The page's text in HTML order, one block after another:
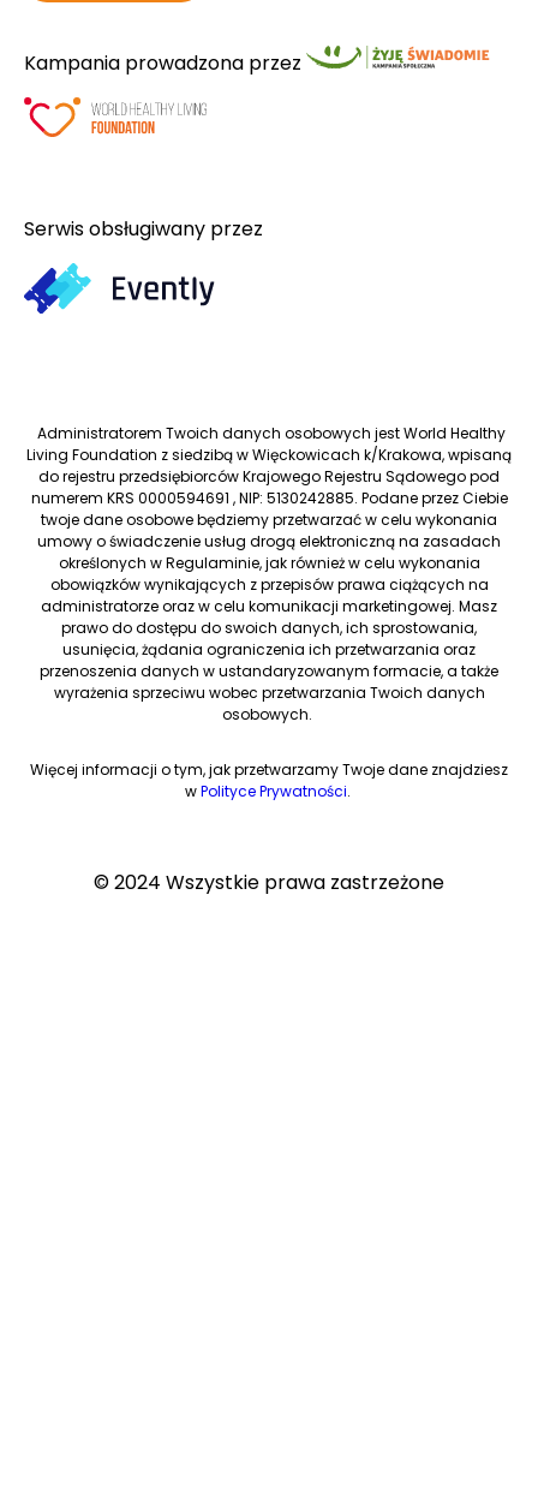
Kampania prowadzona przez
Serwis obsługiwany przez
Administratorem Twoich danych osobowych jest World Healthy
Living Foundation z siedzibą w Więckowicach k/Krakowa, wpisaną
do rejestru przedsiębiorców Krajowego Rejestru Sądowego pod
numerem KRS 0000594691 , NIP: 5130242885. Podane przez Ciebie
twoje dane osobowe będziemy przetwarzać w celu wykonania
umowy o świadczenie usług drogą elektroniczną na zasadach
określonych w Regulaminie, jak również w celu wykonania
obowiązków wynikających z przepisów prawa ciążących na
administratorze oraz w celu komunikacji marketingowej. Masz
prawo do dostępu do swoich danych, ich sprostowania,
usunięcia, żądania ograniczenia ich przetwarzania oraz
przenoszenia danych w ustandaryzowanym formacie, a także
wyrażenia sprzeciwu wobec przetwarzania Twoich danych
osobowych.
Więcej informacji o tym, jak przetwarzamy Twoje dane znajdziesz
wPolityce Prywatności.
© 2024 Wszystkie prawa zastrzeżone